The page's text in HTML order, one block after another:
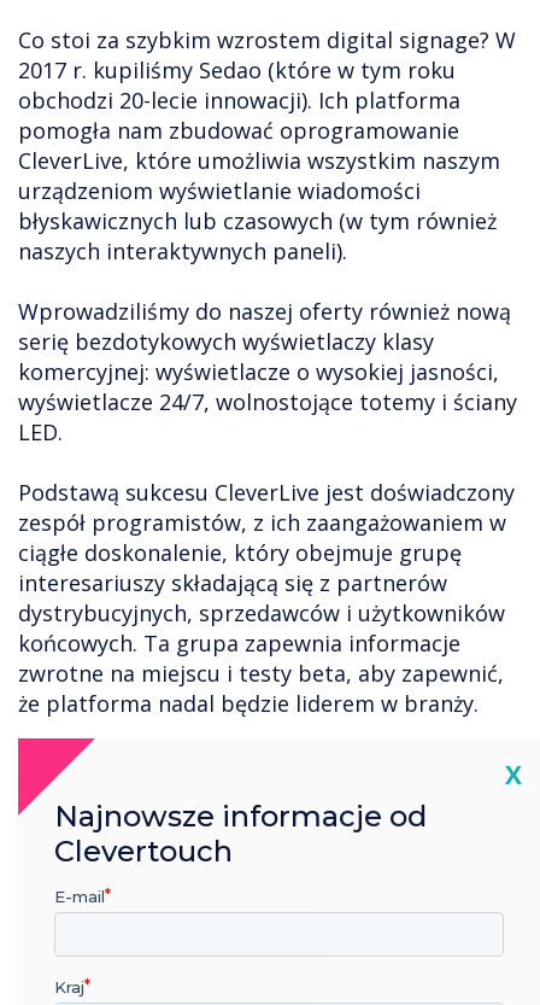
Co stoi za szybkim wzrostem digital signage? W
2017 r. kupiliśmy Sedao (które w tym roku
obchodzi 20-lecie innowacji). Ich platforma
pomogła nam zbudować oprogramowanie
CleverLive, które umożliwia wszystkim naszym
urządzeniom wyświetlanie wiadomości
błyskawicznych lub czasowych (w tym również
naszych interaktywnych paneli).
Wprowadziliśmy do naszej oferty również nową
serię bezdotykowych wyświetlaczy klasy
komercyjnej: wyświetlacze o wysokiej jasności,
wyświetlacze 24/7, wolnostojące totemy i ściany
LED.
Podstawą sukcesu CleverLive jest doświadczony
zespół programistów, z ich zaangażowaniem w
ciągłe doskonalenie, który obejmuje grupę
interesariuszy składającą się z partnerów
dystrybucyjnych, sprzedawców i użytkowników
końcowych. Ta grupa zapewnia informacje
zwrotne na miejscu i testy beta, aby zapewnić,
że platforma nadal będzie liderem w branży.
Zespół programistów uzupełniają eksperci z
działu sprzedaży, którzy prowadzą
spersonalizowane prezentacje w salonach
wystawowych, siedzibach partnerów lub
Z przyszłością wyglądającą pozytywnie,
Clevertouch jest silnym liderem branży
oznakowania cyfrowego. Aby uzyskać więcej
X
Najnowsze informacje od
Clevertouch
E-mail
Kraj